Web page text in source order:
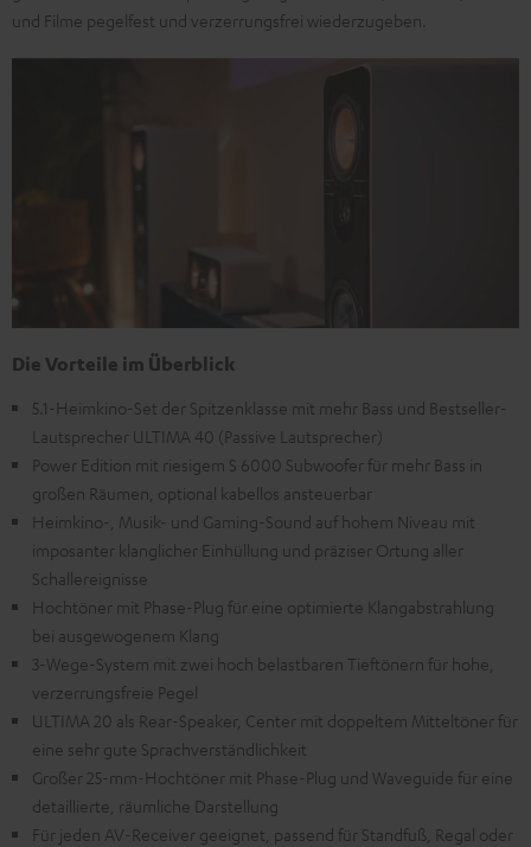
und Filme pegelfest und verzerrungsfrei wiederzugeben.
Die Vorteile im Überblick
5.1-Heimkino-Set der Spitzenklasse mit mehr Bass und Bestseller-
Lautsprecher ULTIMA 40 (Passive Lautsprecher)
Power Edition mit riesigem S 6000 Subwoofer für mehr Bass in
großen Räumen, optional kabellos ansteuerbar
Heimkino-, Musik- und Gaming-Sound auf hohem Niveau mit
imposanter klanglicher Einhüllung und präziser Ortung aller
Schallereignisse
Hochtöner mit Phase-Plug für eine optimierte Klangabstrahlung
bei ausgewogenem Klang
3-Wege-System mit zwei hoch belastbaren Tieftönern für hohe,
verzerrungsfreie Pegel
ULTIMA 20 als Rear-Speaker, Center mit doppeltem Mitteltöner für
eine sehr gute Sprachverständlichkeit
Großer 25-mm-Hochtöner mit Phase-Plug und Waveguide für eine
detaillierte, räumliche Darstellung
Für jeden AV-Receiver geeignet, passend für Standfuß, Regal oder